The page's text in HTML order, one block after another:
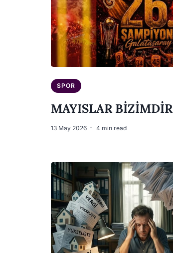
SPOR
MAYISLAR BİZİMDİR
13 May 2026 4 min read